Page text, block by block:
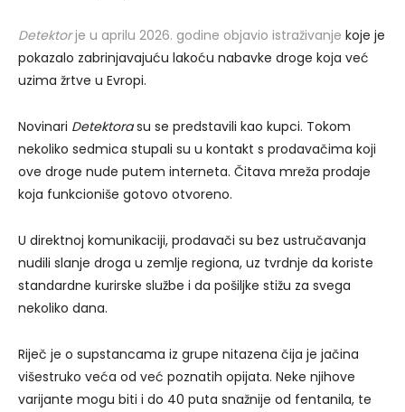
Detektorje u aprilu 2026. godine objavio istraživanje koje je
pokazalo zabrinjavajuću lakoću nabavke droge koja već
uzima žrtve u Evropi.
Novinari Detektorasu se predstavili kao kupci. Tokom
nekoliko sedmica stupali su u kontakt s prodavačima koji
ove droge nude putem interneta. Čitava mreža prodaje
koja funkcioniše gotovo otvoreno.
U direktnoj komunikaciji, prodavači su bez ustručavanja
nudili slanje droga u zemlje regiona, uz tvrdnje da koriste
standardne kurirske službe i da pošiljke stižu za svega
nekoliko dana.
Riječ je o supstancama iz grupe nitazena čija je jačina
višestruko veća od već poznatih opijata. Neke njihove
varijante mogu biti i do 40 puta snažnije od fentanila, te